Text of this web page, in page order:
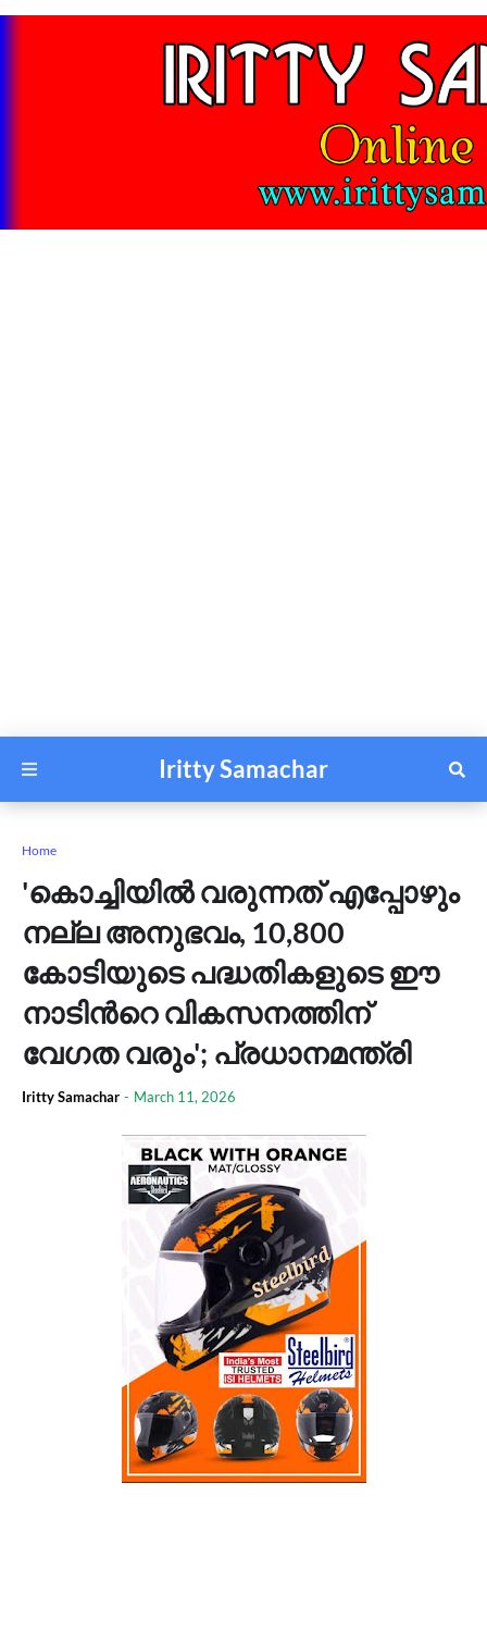
Iritty Samachar
Home
'കൊച്ചിയിൽ വരുന്നത് എപ്പോഴും
നല്ല അനുഭവം, 10,800
കോടിയുടെ പദ്ധതികളുടെ ഈ
നാടിന്‍റെ വികസനത്തിന്
വേഗത വരും'; പ്രധാനമന്ത്രി
Iritty Samachar - March 11, 2026